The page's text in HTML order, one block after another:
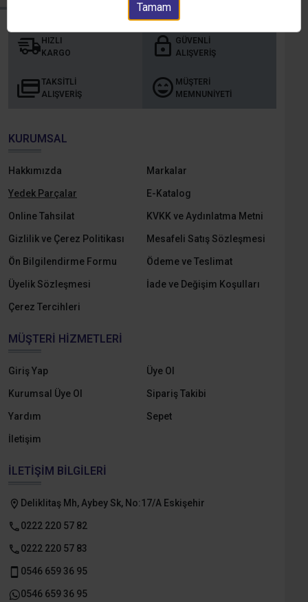
HIZLI
KARGO
GÜVENLI
ALIŞVERIŞ
TAKSITLI
ALIŞVERIŞ
MÜŞTERI
MEMNUNIYETI
KURUMSAL
Hakkımızda Markalar
Yedek Parçalar E-Katalog
Online Tahsilat KVKK ve Aydınlatma Metni
Gizlilik ve Çerez Politikası Mesafeli Satış Sözleşmesi
Ön Bilgilendirme Formu Ödeme ve Teslimat
Üyelik Sözleşmesi İade ve Değişim Koşulları
Çerez Tercihleri
MÜŞTERI HIZMETLERI
Giriş Yap Üye Ol
Kurumsal Üye Ol Sipariş Takibi
Yardım Sepet
İletişim
İLETIŞIM BILGILERI
Deliklitaş Mh, Aybey Sk, No:17/A Eskişehir
0222 220 57 82
0222 220 57 83
0546 659 36 95
0546 659 36 95
Tamam